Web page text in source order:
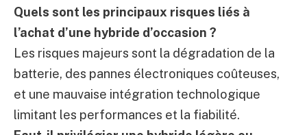
Quels sont les principaux risques liés à
l’achat d’une hybride d’occasion ?
Les risques majeurs sont la dégradation de la
batterie, des pannes électroniques coûteuses,
et une mauvaise intégration technologique
limitant les performances et la fiabilité.